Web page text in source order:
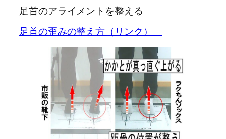
足首のアライメントを整える
足首の歪みの整え方（リンク）